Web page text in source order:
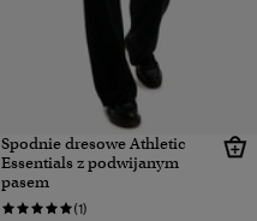
Spodnie dresowe Athletic
Essentials z podwijanym
pasem
(1)